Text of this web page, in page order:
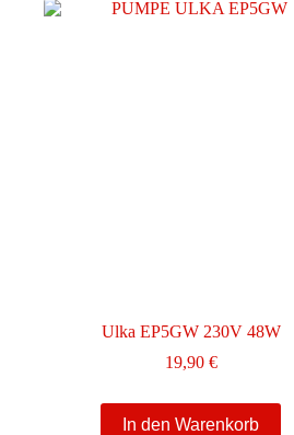
Ulka EP5GW 230V 48W
19,90 €
In den Warenkorb